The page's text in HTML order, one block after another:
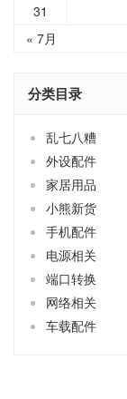
« 7月
31
分类目录
乱七八糟
外设配件
家居用品
小熊新货
手机配件
电源相关
端口转换
网络相关
车载配件